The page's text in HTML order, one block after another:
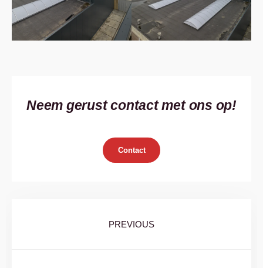
Neem gerust contact met ons op!
Contact
PREVIOUS